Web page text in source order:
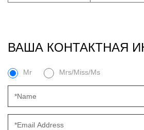
ВАША КОНТАКТНАЯ
Mr Mrs/Miss/Ms